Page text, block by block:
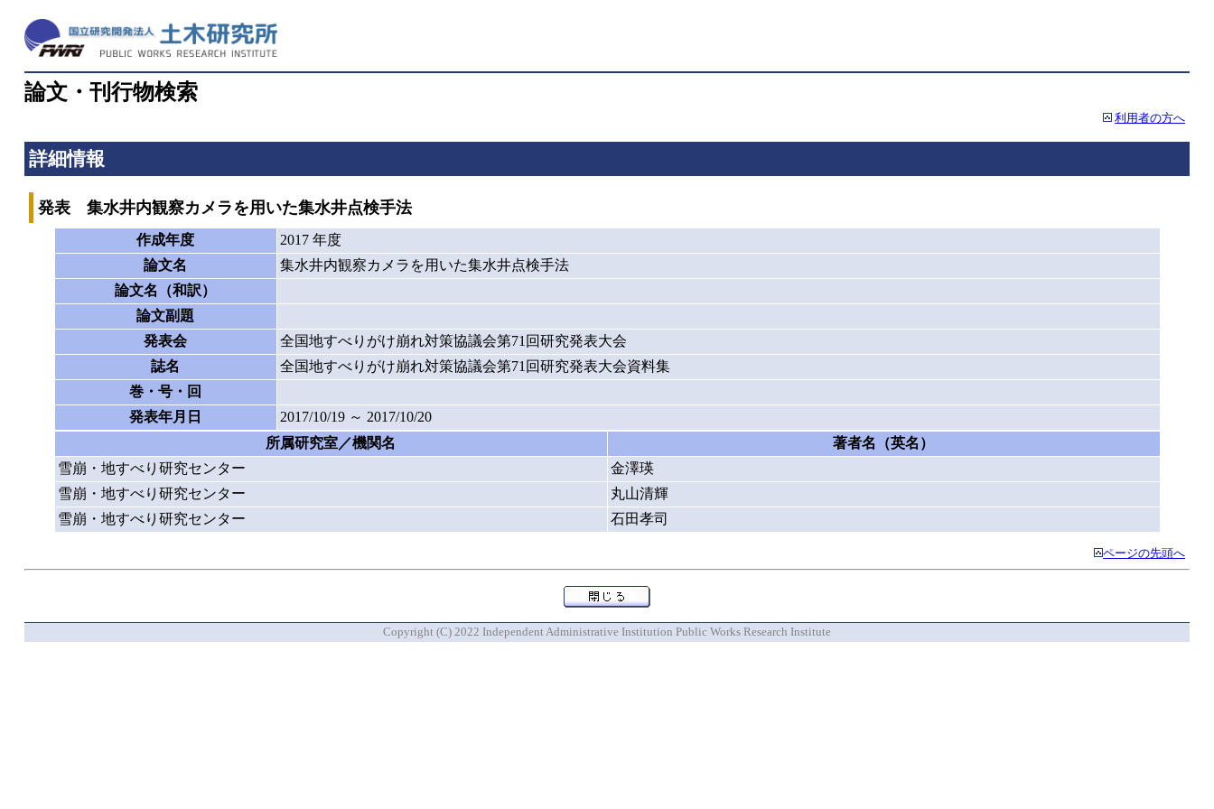
論文・刊行物検索
利用者の方へ
詳細情報
発表 集水井内観察カメラを用いた集水井点検手法
作成年度
2017 年度
論文名
集水井内観察カメラを用いた集水井点検手法
論文名（和訳）
論文副題
発表会
全国地すべりがけ崩れ対策協議会第71回研究発表大会
誌名
全国地すべりがけ崩れ対策協議会第71回研究発表大会資料集
巻・号・回
発表年月日
2017/10/19 ～ 2017/10/20
所属研究室／機関名
著者名（英名）
雪崩・地すべり研究センター
金澤瑛
雪崩・地すべり研究センター
丸山清輝
雪崩・地すべり研究センター
石田孝司
ページの先頭へ
Copyright (C) 2022 Independent Administrative Institution Public Works Research Institute